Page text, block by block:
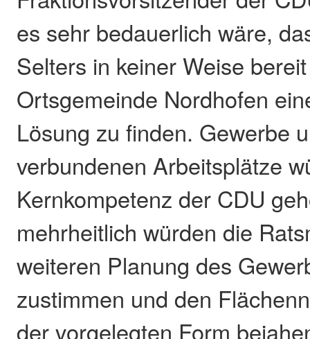
es sehr bedauerlich wäre,
Selters in keiner Weise
Ortsgemeinde Nordhofen
Lösung zu finden. Gewerbe
verbundenen Arbeitsplätze
Kernkompetenz der CDU
mehrheitlich würden die
weiteren Planung des
zustimmen und den
der vorgelegten Form